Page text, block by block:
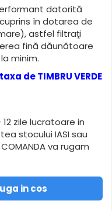
datorită
în dotarea de
astfel filtraţi
fină dăunătoare
minim.
taxa de TIMBRU VERDE
zile lucratoare in
stocului IASI sau
va rugam
in cos